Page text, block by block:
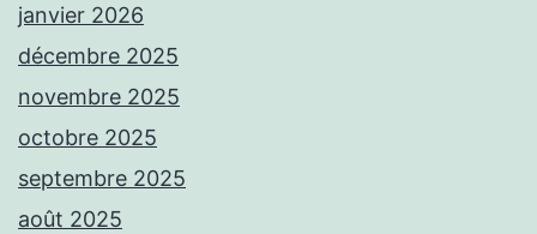
janvier 2026
décembre 2025
novembre 2025
octobre 2025
septembre 2025
août 2025